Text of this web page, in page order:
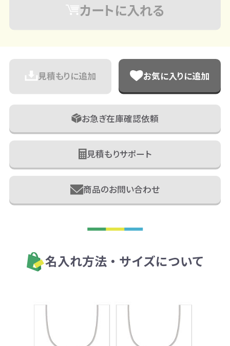
カートに入れる
見積もりに追加 お気に入りに追加
お急ぎ在庫確認依頼
見積もりサポート
商品のお問い合わせ
名入れ方法・サイズについて